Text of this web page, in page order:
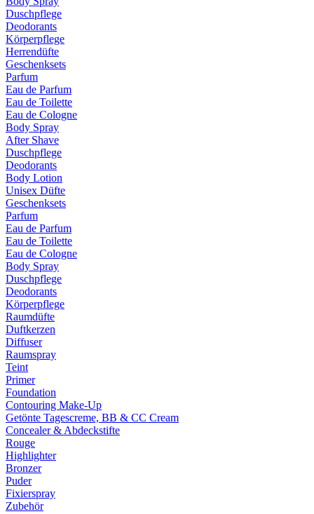
Duschpflege
Deodorants
Körperpflege
Herrendüfte
Geschenksets
Parfum
Eau de Parfum
Eau de Toilette
Eau de Cologne
Body Spray
After Shave
Duschpflege
Deodorants
Body Lotion
Unisex Düfte
Geschenksets
Parfum
Eau de Parfum
Eau de Toilette
Eau de Cologne
Body Spray
Duschpflege
Deodorants
Körperpflege
Raumdüfte
Duftkerzen
Diffuser
Raumspray
Teint
Primer
Foundation
Contouring Make-Up
Getönte Tagescreme, BB & CC Cream
Concealer & Abdeckstifte
Rouge
Highlighter
Bronzer
Puder
Fixierspray
Zubehör